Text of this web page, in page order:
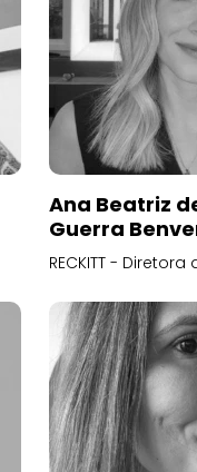
Ana Beatriz
Guerra
RECKITT -